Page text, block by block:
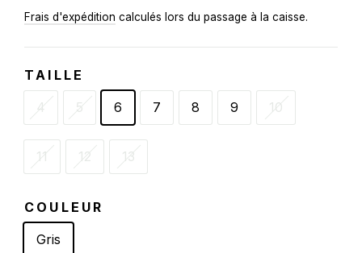
régulier
Frais d'expédition calculés lors du passage à la caisse.
TAILLE
4
5 6 7 8 9 10
11 12 13
COULEUR
Gris